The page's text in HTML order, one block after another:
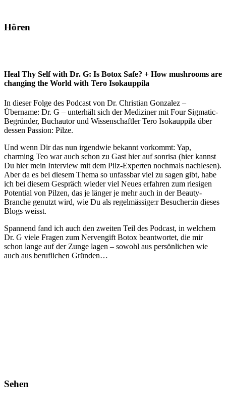
Hören
Heal Thy Self with Dr. G: Is Botox Safe? + How mushrooms are
changing the World with Tero Isokauppila
In dieser Folge des Podcast von Dr. Christian Gonzalez –
Übername: Dr. G – unterhält sich der Mediziner mit Four Sigmatic-
Begründer, Buchautor und Wissenschaftler Tero Isokauppila über
dessen Passion: Pilze.
Und wenn Dir das nun irgendwie bekannt vorkommt: Yap,
charming Teo war auch schon zu Gast hier auf sonrisa (hier kannst
Du hier mein Interview mit dem Pilz-Experten nochmals nachlesen).
Aber da es bei diesem Thema so unfassbar viel zu sagen gibt, habe
ich bei diesem Gespräch wieder viel Neues erfahren zum riesigen
Potential von Pilzen, das je länger je mehr auch in der Beauty-
Branche genutzt wird, wie Du als regelmässige:r Besucher:in dieses
Blogs weisst.
Spannend fand ich auch den zweiten Teil des Podcast, in welchem
Dr. G viele Fragen zum Nervengift Botox beantwortet, die mir
schon lange auf der Zunge lagen – sowohl aus persönlichen wie
auch aus beruflichen Gründen…
Sehen